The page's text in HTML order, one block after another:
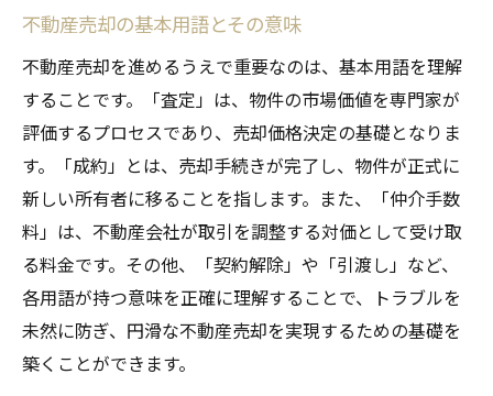
査定方法から売却手続きまで岡崎市での不動産
不動産査定の基本とその流れ
正確な査定を得るための準備
売却価格の決定方法
仲介会社の選び方とその役割
契約締結から引き渡しまでの手続き
手続き中に必要な書類と準備
初めてでも安心不動産売却を岡崎市で始めるた
めの具体的ステップ
初めての不動産売却に臨む前に知っておく
不動産売却の基本用語とその意味
不動産売却を進めるうえで重要なのは、基本用語を理解
することです。「査定」は、物件の市場価値を専門家が
評価するプロセスであり、売却価格決定の基礎となりま
す。「成約」とは、売却手続きが完了し、物件が正式に
新しい所有者に移ることを指します。また、「仲介手数
料」は、不動産会社が取引を調整する対価として受け取
る料金です。その他、「契約解除」や「引渡し」など、
各用語が持つ意味を正確に理解することで、トラブルを
未然に防ぎ、円滑な不動産売却を実現するための基礎を
築くことができます。